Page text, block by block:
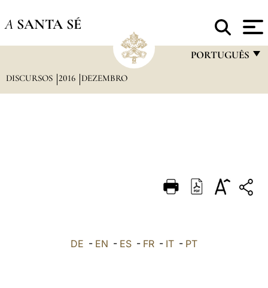
A SANTA SÉ
PORTUGUÊS
DEUTSCH
العربيّة
DISCURSOS 2016 DEZEMBRO
DE - EN - ES - FR - IT - PT